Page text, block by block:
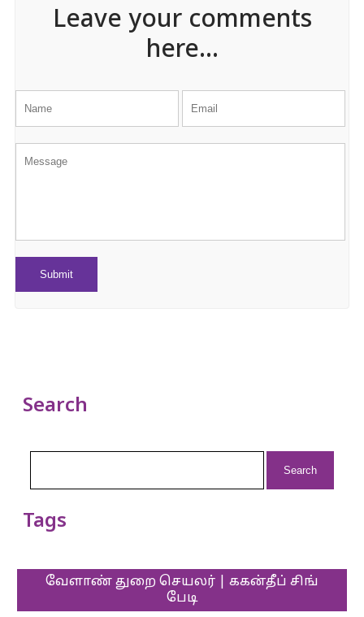
Leave your comments
here...
Search
Tags
வேளாண் துறை செயலர் | ககன்தீப் சிங்
பேடி